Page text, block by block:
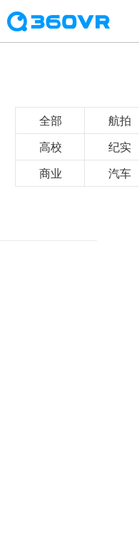
全部 航拍
高校 纪实
商业 汽车